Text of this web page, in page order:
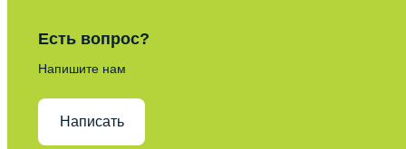
Есть вопрос?
Напишите нам
Написать